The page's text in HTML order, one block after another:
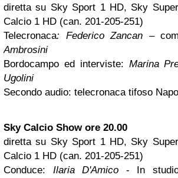
diretta su Sky Sport 1 HD, Sky
Calcio 1 HD (can. 201-205-251)
Telecronaca: Federico Zancan –
Ambrosini
Bordocampo ed interviste: Marina
Ugolini
Secondo audio: telecronaca tifoso
Sky Calcio Show ore 20.00
diretta su Sky Sport 1 HD, Sky
Calcio 1 HD (can. 201-205-251)
Conduce: Ilaria D'Amico - In